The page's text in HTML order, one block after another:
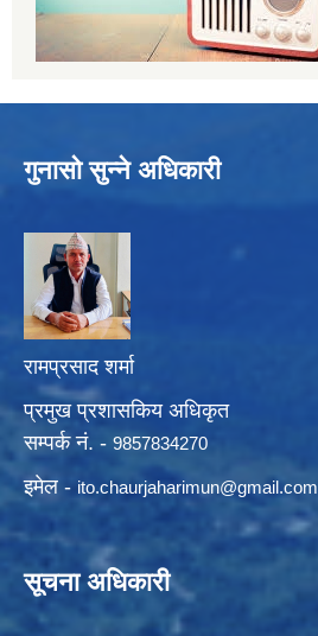
गुनासो सुन्ने अधिकारी
रामप्रसाद शर्मा
प्रमुख प्रशासकिय अधिकृत
सम्पर्क नं. - 9857834270
इमेल - ito.chaurjaharimun@gmail.com
सूचना अधिकारी